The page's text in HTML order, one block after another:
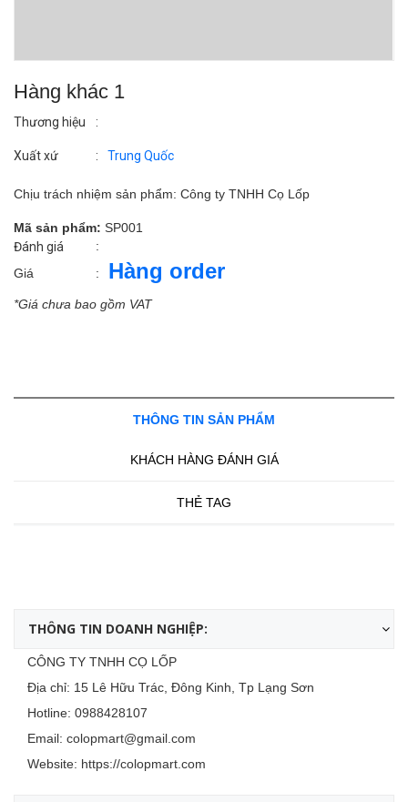
Hàng khác 1
Thương hiệu :
Xuất xứ : Trung Quốc
Chịu trách nhiệm sản phẩm: Công ty TNHH Cọ Lốp
Mã sản phẩm: SP001
Đánh giá
:
Giá
: Hàng order
*Giá chưa bao gồm VAT
THÔNG TIN SẢN PHẨM
KHÁCH HÀNG ĐÁNH GIÁ
THẺ TAG
THÔNG TIN DOANH NGHIỆP:
CÔNG TY TNHH CỌ LỐP
Địa chỉ: 15 Lê Hữu Trác, Đông Kinh, Tp Lạng Sơn
Hotline: 0988428107
Email: colopmart@gmail.com
Website: https://colopmart.com